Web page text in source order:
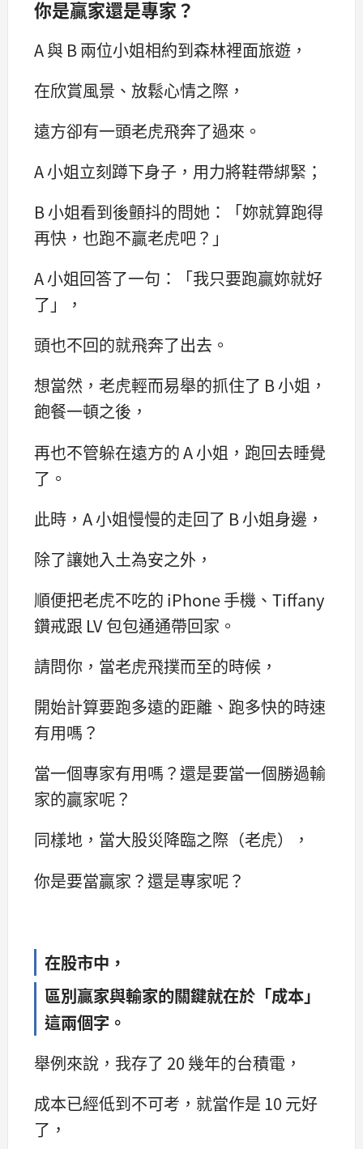
你是贏家還是專家？
A 與 B 兩位小姐相約到森林裡面旅遊，
在欣賞風景、放鬆心情之際，
遠方卻有一頭老虎飛奔了過來。
A 小姐立刻蹲下身子，用力將鞋帶綁緊；
B 小姐看到後顫抖的問她：「妳就算跑得
再快，也跑不贏老虎吧？」
A 小姐回答了一句：「我只要跑贏妳就好
了」，
頭也不回的就飛奔了出去。
想當然，老虎輕而易舉的抓住了 B 小姐，
飽餐一頓之後，
再也不管躲在遠方的 A 小姐，跑回去睡覺
了。
此時，A 小姐慢慢的走回了 B 小姐身邊，
除了讓她入土為安之外，
順便把老虎不吃的 iPhone 手機、Tiffany
鑽戒跟 LV 包包通通帶回家。
請問你，當老虎飛撲而至的時候，
開始計算要跑多遠的距離、跑多快的時速
有用嗎？
當一個專家有用嗎？還是要當一個勝過輸
家的贏家呢？
同樣地，當大股災降臨之際（老虎），
你是要當贏家？還是專家呢？
在股市中，
區別贏家與輸家的關鍵就在於「成本」
這兩個字。
舉例來說，我存了 20 幾年的台積電，
成本已經低到不可考，就當作是 10 元好
了，